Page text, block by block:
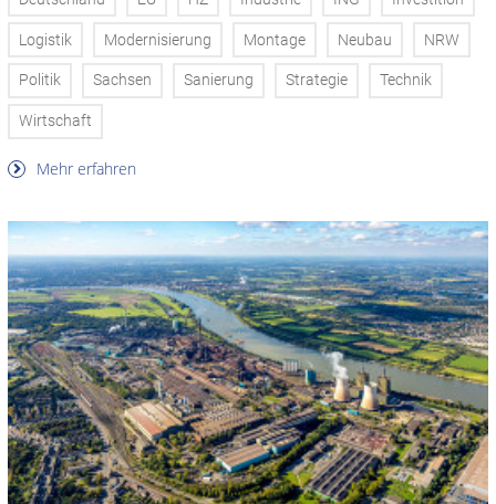
Logistik Modernisierung Montage Neubau NRW
Politik Sachsen Sanierung Strategie Technik
Wirtschaft
Mehr erfahren